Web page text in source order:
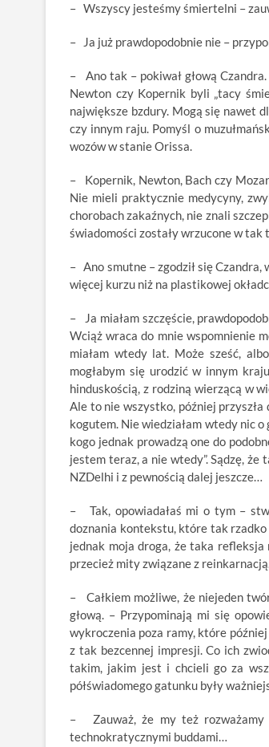
– Wszyscy jesteśmy śmiertelni –
– Ja już prawdopodobnie nie –
– Ano tak – pokiwał głową
Newton czy Kopernik byli „tacy
największe bzdury. Mogą się nawet
czy innym raju. Pomyśl o
wozów w stanie Orissa.
– Kopernik, Newton, Bach czy
Nie mieli praktycznie medycyny,
chorobach zakaźnych, nie znali
świadomości zostały wrzucone w
– Ano smutne – zgodził się Czandra,
więcej kurzu niż na plastikowej
– Ja miałam szczęście,
Wciąż wraca do mnie wspomnienie
miałam wtedy lat. Może sześć,
mogłabym się urodzić w innym
hinduskością, z rodziną wierzącą w
Ale to nie wszystko, później
kogutem. Nie wiedziałam wtedy nic
kogo jednak prowadzą one do
jestem teraz, a nie wtedy”. Sądzę,
NZDelhi i z pewnością dalej jeszcze…
– Tak, opowiadałaś mi o tym –
doznania kontekstu, które tak
jednak moja droga, że taka refleksja
przecież mity związane z
– Całkiem możliwe, że niejeden
głową. – Przypominają mi się
wykroczenia poza ramy, które
z tak bezcennej impresji. Co ich
takim, jakim jest i chcieli go za
półświadomego gatunku były
– Zauważ, że my też rozważamy
technokratycznymi buddami…